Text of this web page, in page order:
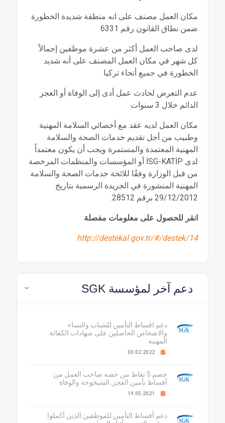
مكان العمل مصنف على انه منطقة شديدة الخطورة
ضمن نطاق القانون رقم 6331
لدى صاحب العمل أكثر من عشرة موظفين إجمالاً
كل شهر في مكان العمل المصنف على أنه شديد
الخطورة في جميع أنحاء تركيا
عدم التعرض لحادث عمل أدى إلى الوفاة أو العجز
الدائم خلال 3 سنوات
مكان العمل لديه عقد مع أخصائي السلامة المهنية
وطبيب من أجل تقديم خدمات الصحة والسلامة
المهنية المعتمدة والمستمرة ويجب أن يكون معتمداً
لدى İSG-KATİP أو المؤسسات والمنظمات المرخصة
من قبل الوزارة وفقًا للائحة خدمات الصحة والسلامة
المهنية المنشورة في الجريدة الرسمية بتاريخ
29/12/2012 برقم 28512.
انقر للحصول على معلومات مفصلة
http://destekal.gov.tr/#/destek/14
دعم آخر لمؤسسة SGK
دعم اقساط التأمين للشباب والنساء
والاشخاص الحاصلين على شهادات الكفائة
المهنية
خصم 5 نقاط من حصة صاحب العمل من
أقساط تأمين العجز, الشيخوخة والوفاة
دعم أقساط التأمين للموظفين الذين أكملوا